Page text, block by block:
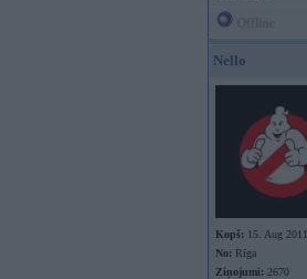
Nello
Kopš: 15. Aug 2011
No: Rīga
Ziņojumi: 2670